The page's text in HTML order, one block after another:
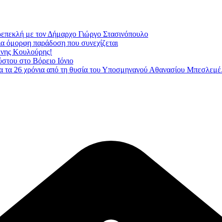
με τον Δήμαρχο Γιώργο Στασινόπουλο
όμορφη παράδοση που συνεχίζεται
Κουλούρης!
στο Βόρειο Ιόνιο
26 χρόνια από τη θυσία του Υποσμηναγού Αθανασίου